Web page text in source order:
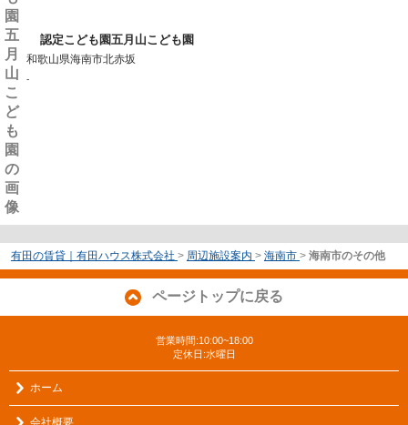
認定こども園五月山こども園
和歌山県海南市北赤坂
-
有田の賃貸｜有田ハウス株式会社 > 周辺施設案内 > 海南市 > 海南市のその他
ページトップに戻る
営業時間:10:00~18:00
定休日:水曜日
ホーム
会社概要